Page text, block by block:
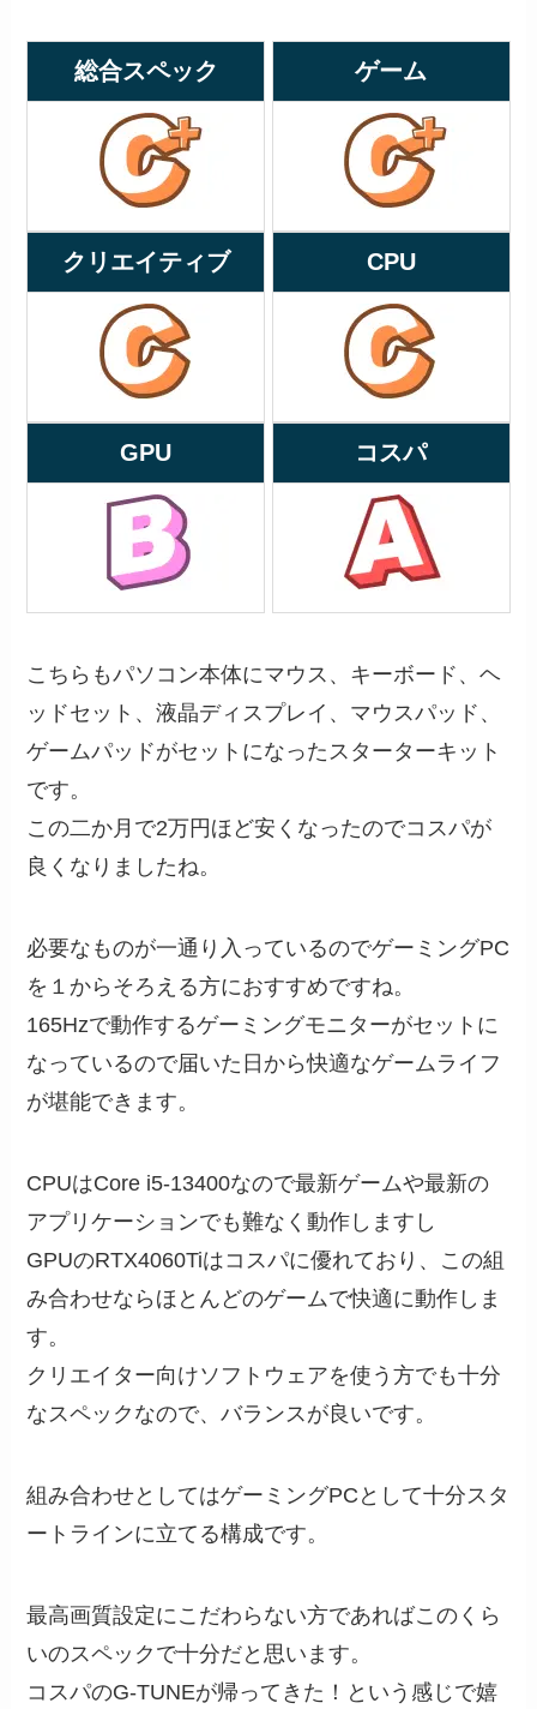
総合スペック ゲーム
クリエイティブ CPU
GPU コスパ
こちらもパソコン本体にマウス、キーボード、ヘ
ッドセット、液晶ディスプレイ、マウスパッド、
ゲームパッドがセットになったスターターキット
です。
この二か月で2万円ほど安くなったのでコスパが
良くなりましたね。
必要なものが一通り入っているのでゲーミングPC
を１からそろえる方におすすめですね。
165Hzで動作するゲーミングモニターがセットに
なっているので届いた日から快適なゲームライフ
が堪能できます。
CPUはCore i5-13400なので最新ゲームや最新の
アプリケーションでも難なく動作しますし
GPUのRTX4060Tiはコスパに優れており、この組
み合わせならほとんどのゲームで快適に動作しま
す。
クリエイター向けソフトウェアを使う方でも十分
なスペックなので、バランスが良いです。
組み合わせとしてはゲーミングPCとして十分スタ
ートラインに立てる構成です。
最高画質設定にこだわらない方であればこのくら
いのスペックで十分だと思います。
コスパのG-TUNEが帰ってきた！という感じで嬉